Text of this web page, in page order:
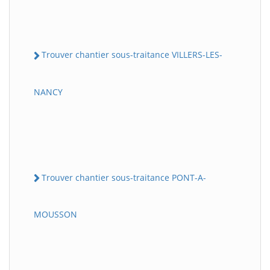
Trouver chantier sous-traitance VILLERS-LES-
NANCY
Trouver chantier sous-traitance PONT-A-
MOUSSON